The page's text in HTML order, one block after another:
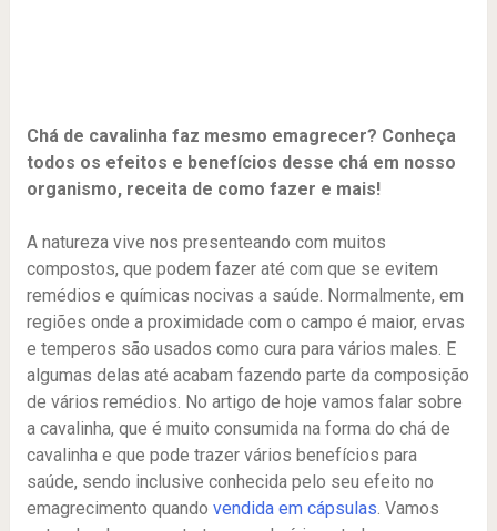
Chá de cavalinha faz mesmo emagrecer? Conheça
todos os efeitos e benefícios desse chá em nosso
organismo, receita de como fazer e mais!
A natureza vive nos presenteando com muitos
compostos, que podem fazer até com que se evitem
remédios e químicas nocivas a saúde. Normalmente, em
regiões onde a proximidade com o campo é maior, ervas
e temperos são usados como cura para vários males. E
algumas delas até acabam fazendo parte da composição
de vários remédios. No artigo de hoje vamos falar sobre
a cavalinha, que é muito consumida na forma do chá de
cavalinha e que pode trazer vários benefícios para
saúde, sendo inclusive conhecida pelo seu efeito no
emagrecimento quando vendida em cápsulas. Vamos